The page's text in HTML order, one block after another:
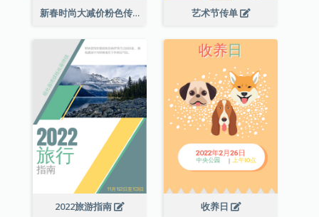
新春时尚大减价粉色传单 艺术节传单
2022旅游指南 收养日